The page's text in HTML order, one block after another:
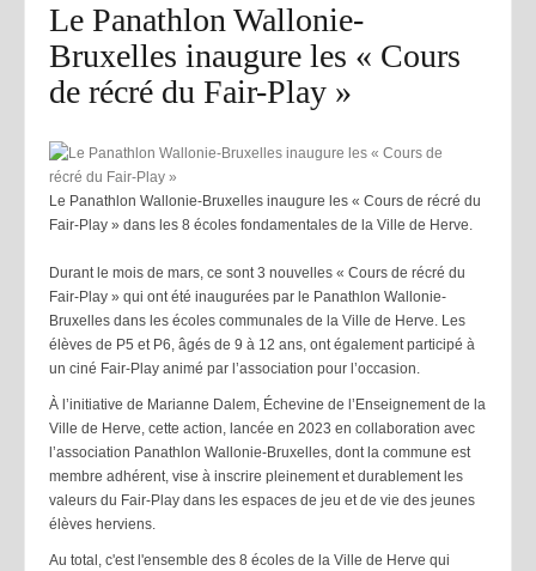
Le Panathlon Wallonie-
Bruxelles inaugure les « Cours
de récré du Fair-Play »
Le Panathlon Wallonie-Bruxelles inaugure les « Cours de récré du
Fair-Play » dans les 8 écoles fondamentales de la Ville de Herve.
Durant le mois de mars, ce sont 3 nouvelles « Cours de récré du
Fair-Play » qui ont été inaugurées par le Panathlon Wallonie-
Bruxelles dans les écoles communales de la Ville de Herve. Les
élèves de P5 et P6, âgés de 9 à 12 ans, ont également participé à
un ciné Fair-Play animé par l’association pour l’occasion.
À l’initiative de Marianne Dalem, Échevine de l’Enseignement de la
Ville de Herve, cette action, lancée en 2023 en collaboration avec
l’association Panathlon Wallonie-Bruxelles, dont la commune est
membre adhérent, vise à inscrire pleinement et durablement les
valeurs du Fair-Play dans les espaces de jeu et de vie des jeunes
élèves herviens.
Au total, c'est l'ensemble des 8 écoles de la Ville de Herve qui